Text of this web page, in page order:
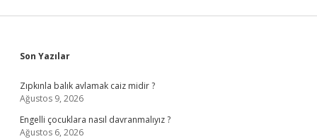
Sidebar
Son Yazılar
Zıpkınla balık avlamak caiz midir ?
Ağustos 9, 2026
Engelli çocuklara nasıl davranmalıyız ?
Ağustos 6, 2026